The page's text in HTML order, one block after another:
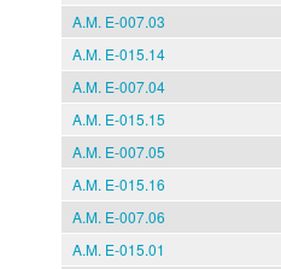
A.M. E-007.03
A.M. E-015.14
A.M. E-007.04
A.M. E-015.15
A.M. E-007.05
A.M. E-015.16
A.M. E-007.06
A.M. E-015.01